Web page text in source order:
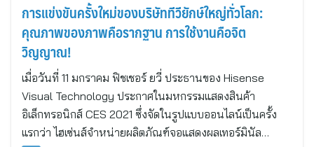
การแข่งขันครั้งใหม่ของบริษัททีวียักษ์ใหญ่ทั่วโลก:
คุณภาพของภาพคือรากฐาน การใช้งานคือจิต
วิญญาณ!
เมื่อวันที่ 11 มกราคม ฟิชเชอร์ ยวี่ ประธานของ Hisense
Visual Technology ประกาศในมหกรรมแสดงสินค้า
อิเล็กทรอนิกส์ CES 2021 ซึ่งจัดในรูปแบบออนไลน์เป็นครั้ง
แรกว่า ไฮเซ่นส์จำหน่ายผลิตภัณฑ์จอแสดงผลเทอร์มินัล…